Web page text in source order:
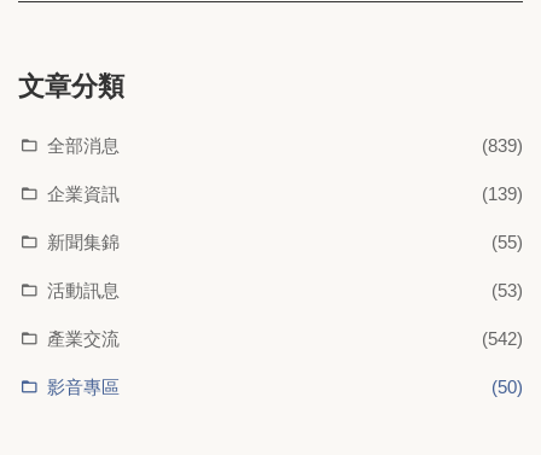
文章分類
全部消息 (839)
企業資訊 (139)
新聞集錦 (55)
活動訊息 (53)
產業交流 (542)
影音專區 (50)